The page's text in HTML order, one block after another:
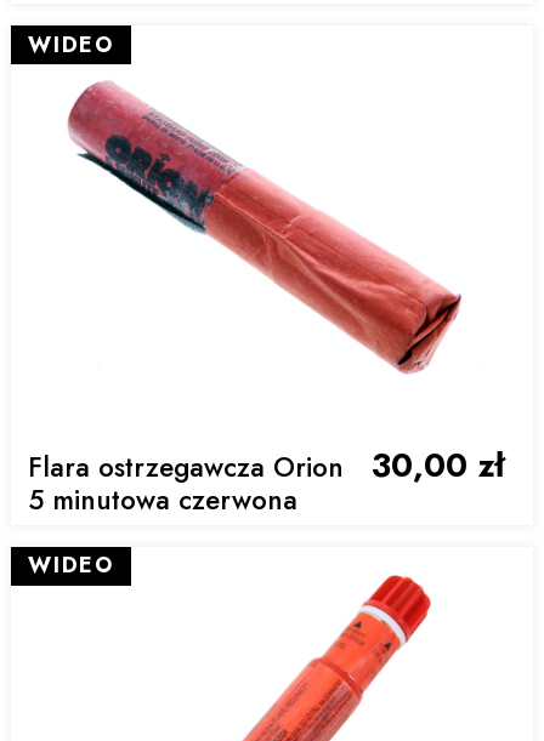
Flara ostrzegawcza Orion
5 minutowa czerwona
30,00 zł
WIDEO
WIDEO